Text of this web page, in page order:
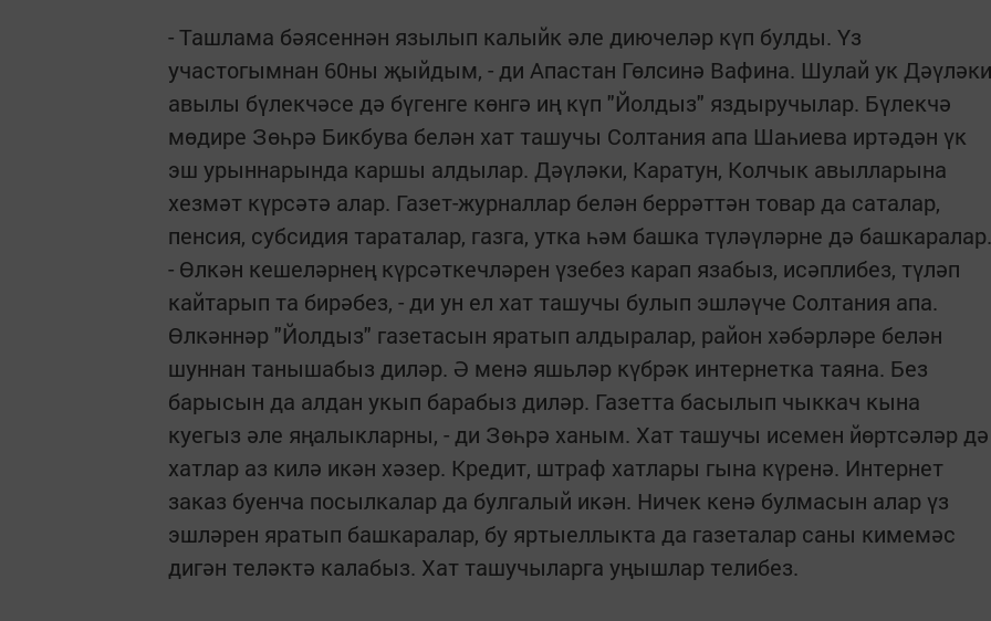
- Ташлама бәясеннән язылып калыйк әле диючеләр күп булды. Үз
участогымнан 60ны җыйдым, - ди Апастан Гөлсинә Вафина. Шулай ук Дәүләки
авылы бүлекчәсе дә бүгенге көнгә иң күп "Йолдыз" яздыручылар. Бүлекчә
мөдире Зөһрә Бикбува белән хат ташучы Солтания апа Шаһиева иртәдән үк
эш урыннарында каршы алдылар. Дәүләки, Каратун, Колчык авылларына
хезмәт күрсәтә алар. Газет-журналлар белән беррәттән товар да саталар,
пенсия, субсидия тараталар, газга, утка һәм башка түләүләрне дә башкаралар.
- Өлкән кешеләрнең күрсәткечләрен үзебез карап язабыз, исәплибез, түләп
кайтарып та бирәбез, - ди ун ел хат ташучы булып эшләүче Солтания апа.
Өлкәннәр "Йолдыз" газетасын яратып алдыралар, район хәбәрләре белән
шуннан танышабыз диләр. Ә менә яшьләр күбрәк интернетка таяна. Без
барысын да алдан укып барабыз диләр. Газетта басылып чыккач кына
куегыз әле яңалыкларны, - ди Зөһрә ханым. Хат ташучы исемен йөртсәләр дә
хатлар аз килә икән хәзер. Кредит, штраф хатлары гына күренә. Интернет
заказ буенча посылкалар да булгалый икән. Ничек кенә булмасын алар үз
эшләрен яратып башкаралар, бу яртыеллыкта да газеталар саны кимемәс
дигән теләктә калабыз. Хат ташучыларга уңышлар телибез.